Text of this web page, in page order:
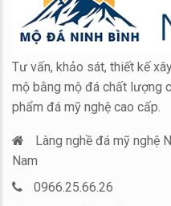
Tư vấn, khảo sát, thiết kế
mộ bằng mộ đá chất lượng
phẩm đá mỹ nghệ cao cấp.
Làng nghề đá mỹ nghệ
Nam
0966.25.66.26